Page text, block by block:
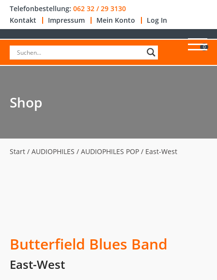
Telefonbestellung: 062 32 / 29 3130
Kontakt
Impressum Mein Konto Log In
0
Shop
Start / AUDIOPHILES / AUDIOPHILES POP / East-West
Butterfield Blues Band
East-West